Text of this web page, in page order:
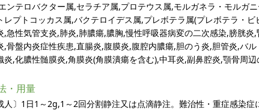
ンテロバクター属,セラチア属,プロテウス属,モルガネラ・モルガ
レプトコッカス属,バクテロイデス属,プレボテラ属(プレボテラ・
,急性気管支炎,肺炎,肺膿瘍,膿胸,慢性呼吸器病変の二次感染,膀胱
,骨盤内炎症性疾患,直腸炎,腹膜炎,腹腔内膿瘍,胆のう炎,胆管炎,バ
炎,化膿性髄膜炎,角膜炎(角膜潰瘍を含む),中耳炎,副鼻腔炎,顎骨周辺
・用量
人〕1日1～2g,1～2回分割静注又は点滴静注。難治性・重症感染